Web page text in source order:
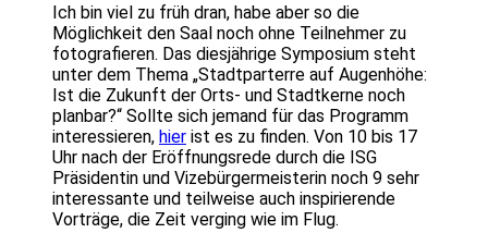
Ich bin viel zu früh dran, habe aber so die
Möglichkeit den Saal noch ohne Teilnehmer zu
fotografieren. Das diesjährige Symposium steht
unter dem Thema „Stadtparterre auf Augenhöhe:
Ist die Zukunft der Orts- und Stadtkerne noch
planbar?“ Sollte sich jemand für das Programm
interessieren, hier ist es zu finden. Von 10 bis 17
Uhr nach der Eröffnungsrede durch die ISG
Präsidentin und Vizebürgermeisterin noch 9 sehr
interessante und teilweise auch inspirierende
Vorträge, die Zeit verging wie im Flug.